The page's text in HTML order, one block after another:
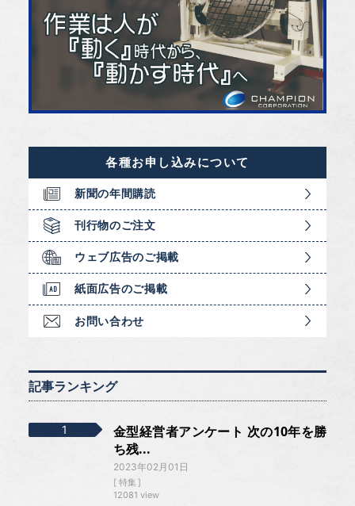
各種お申し込みについて
新聞の年間購読
刊行物のご注文
ウェブ広告のご掲載
紙面広告のご掲載
お問い合わせ
記事ランキング
金型経営者アンケート 次の10年を勝
ち残...
2023年02月01日
特集
12081 view